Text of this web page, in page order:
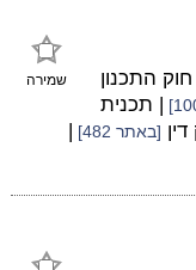
שמירה
התכנון
| תכנית
[באתר 482]
|